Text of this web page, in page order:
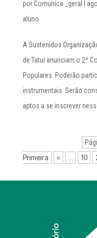
porComunica _geral
aluno
A Sustenidos
de Tatuí anunciam o 2º
Populares. Poderão
instrumentais. Serão
aptos a se inscrever
Primeira
« 10